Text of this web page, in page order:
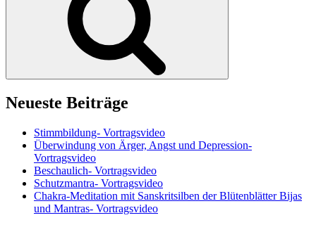
Neueste Beiträge
Stimmbildung- Vortragsvideo
Überwindung von Ärger, Angst und Depression-
Vortragsvideo
Beschaulich- Vortragsvideo
Schutzmantra- Vortragsvideo
Chakra-Meditation mit Sanskritsilben der Blütenblätter Bijas
und Mantras- Vortragsvideo